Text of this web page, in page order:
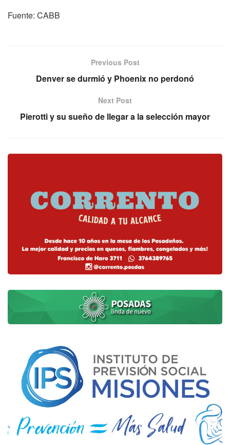
Fuente: CABB
Previous Post
Denver se durmió y Phoenix no perdonó
Next Post
Pierotti y su sueño de llegar a la selección mayor